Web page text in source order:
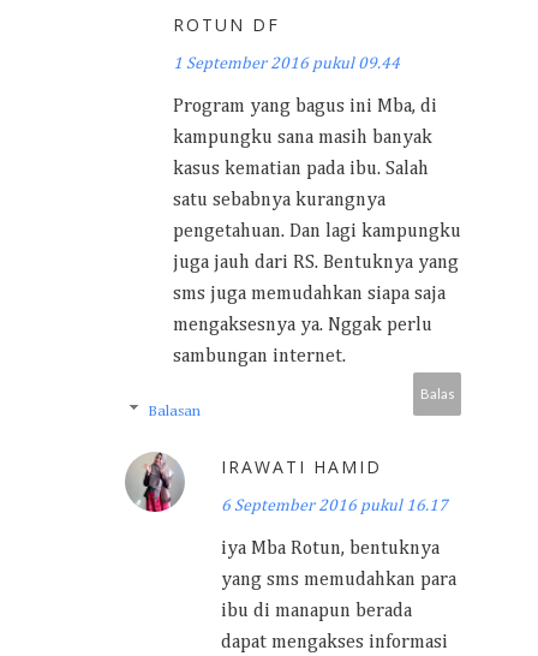
ROTUN DF
1 September 2016 pukul 09.44
Program yang bagus ini Mba, di
kampungku sana masih banyak
kasus kematian pada ibu. Salah
satu sebabnya kurangnya
pengetahuan. Dan lagi kampungku
juga jauh dari RS. Bentuknya yang
sms juga memudahkan siapa saja
mengaksesnya ya. Nggak perlu
sambungan internet.
Balas
Balasan
IRAWATI HAMID
6 September 2016 pukul 16.17
iya Mba Rotun, bentuknya
yang sms memudahkan para
ibu di manapun berada
dapat mengakses informasi